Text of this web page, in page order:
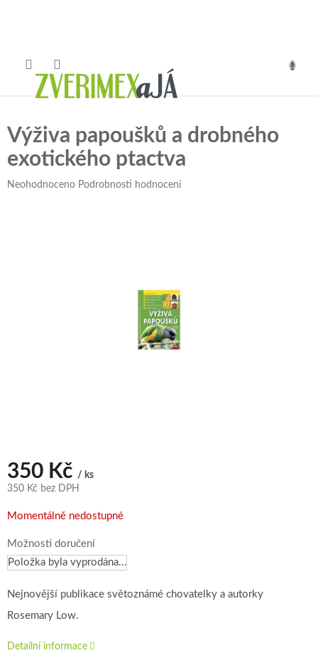
Výživa papoušků a drobného
exotického ptactva
Průměrné
Neohodnoceno Podrobnosti hodnocení
350 Kč / ks
350 Kč bez DPH
cena:
Momentálně nedostupné
Možnosti doručení
Položka byla vyprodána…
Nejnovější publikace světoznámé chovatelky a autorky
Rosemary Low.
Detailní informace